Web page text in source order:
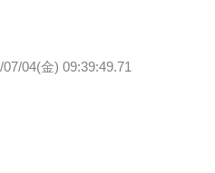
07/04(金) 09:39:49.71